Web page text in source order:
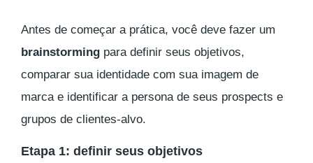
Antes de começar a prática, você deve fazer um
brainstorming para definir seus objetivos,
comparar sua identidade com sua imagem de
marca e identificar a persona de seus prospects e
grupos de clientes-alvo.
Etapa 1: definir seus objetivos